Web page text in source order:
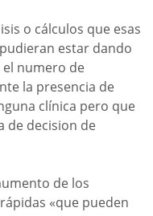
o cálculos que esas
estar dando
numero de
la presencia de
clínica pero que
de decision de
de los
«que pueden